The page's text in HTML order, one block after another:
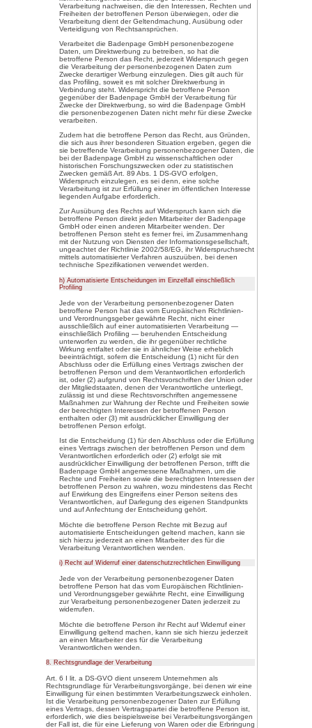
Bei der Nutzung dieser
zieht die Badenpage GmbH
betroffene Person. Diese
benötigt, um (1) die Inhalte
auszuliefern, (2) die Inhalte
Werbung für diese zu
Funktionsfähigkeit unserer
und der Technik unserer
um Strafverfolgungsbehörden
zur Strafverfolgung
Diese anonym erhobenen
durch die Badenpage GmbH
ferner mit dem Ziel
Datensicherheit in unserem
letztlich ein optimales
personenbezogenen Daten
Daten der Server-Logfiles
betroffene Person
gespeichert.
5. Kontaktmöglichkeit über die
Die Internetseite der
gesetzlichen Vorschriften
elektronische
eine unmittelbare
ebenfalls eine allgemeine
elektronischen Post (E-Mail-
betroffene Person per E-Mail
Kontakt mit dem für die
werden die von der
personenbezogenen Daten
freiwilliger Basis von einer
Verarbeitung Verantwortlichen
personenbezogenen Daten
oder der Kontaktaufnahme zur
Es erfolgt keine Weitergabe
an Dritte.
6. Routinemäßige Löschung und
Daten
Der für die Verarbeitung
speichert personenbezogene
für den Zeitraum, der zur